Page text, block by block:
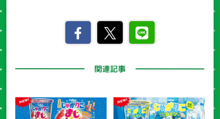
関連記事